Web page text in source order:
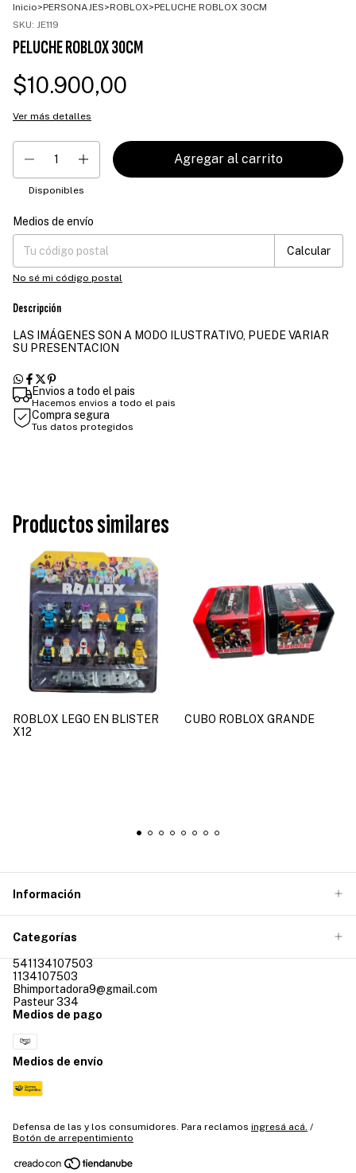
Inicio>PERSONAJES>ROBLOX>PELUCHE ROBLOX 30CM
SKU: JE119
PELUCHE ROBLOX 30CM
$10.900,00
Ver más detalles
Disponibles
Entregas para el CP:
Medios de envío
Calcular
No sé mi código postal
Descripción
LAS IMÁGENES SON A MODO ILUSTRATIVO, PUEDE VARIAR
SU PRESENTACION
Envios a todo el pais
Hacemos envios a todo el pais
Compra segura
Tus datos protegidos
Productos similares
ROBLOX LEGO EN BLISTER
X12
CUBO ROBLOX GRANDE
Información
Categorías
541134107503
1134107503
Bhimportadora9@gmail.com
Pasteur 334
Medios de pago
Medios de envío
Defensa de las y los consumidores. Para reclamos ingresá acá. /
Botón de arrepentimiento